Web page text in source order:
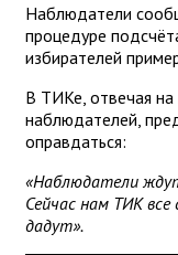
Наблюдатели
процедуре
избирателей
В ТИКе, отвечая
наблюдателей,
оправдаться:
«Наблюдатели
Сейчас нам ТИК все
дадут».